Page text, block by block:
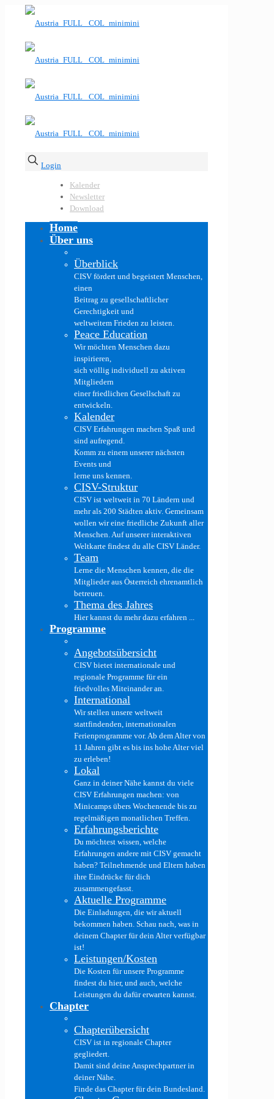
Login
Kalender
Newsletter
Download
Home
Über uns
Überblick
CISV fördert und begeistert Menschen,
einen
Beitrag zu gesellschaftlicher
Gerechtigkeit und
weltweitem Frieden zu leisten.
Peace Education
Wir möchten Menschen dazu
inspirieren,
sich völlig individuell zu aktiven
Mitgliedern
einer friedlichen Gesellschaft zu
entwickeln.
Kalender
CISV Erfahrungen machen Spaß und
sind aufregend.
Komm zu einem unserer nächsten
Events und
lerne uns kennen.
CISV-Struktur
CISV ist weltweit in 70 Ländern und
mehr als 200 Städten aktiv. Gemeinsam
wollen wir eine friedliche Zukunft aller
Menschen. Auf unserer interaktiven
Weltkarte findest du alle CISV Länder.
Team
Lerne die Menschen kennen, die die
Mitglieder aus Österreich ehrenamtlich
betreuen.
Thema des Jahres
Hier kannst du mehr dazu erfahren ...
Programme
Angebotsübersicht
CISV bietet internationale und
regionale Programme für ein
friedvolles Miteinander an.
International
Wir stellen unsere weltweit
stattfindenden, internationalen
Ferienprogramme vor. Ab dem Alter von
11 Jahren gibt es bis ins hohe Alter viel
zu erleben!
Lokal
Ganz in deiner Nähe kannst du viele
CISV Erfahrungen machen: von
Minicamps übers Wochenende bis zu
regelmäßigen monatlichen Treffen.
Erfahrungsberichte
Du möchtest wissen, welche
Erfahrungen andere mit CISV gemacht
haben? Teilnehmende und Eltern haben
ihre Eindrücke für dich
zusammengefasst.
Aktuelle Programme
Die Einladungen, die wir aktuell
bekommen haben. Schau nach, was in
deinem Chapter für dein Alter verfügbar
ist!
Leistungen/Kosten
Die Kosten für unsere Programme
findest du hier, und auch, welche
Leistungen du dafür erwarten kannst.
Chapter
Chapterübersicht
CISV ist in regionale Chapter
gegliedert.
Damit sind deine Ansprechpartner in
deiner Nähe.
Finde das Chapter für dein Bundesland.